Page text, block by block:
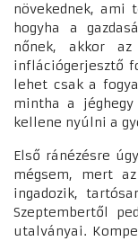
növekednek, ami
hogyha a
nőnek, akkor
inflációgerjesztő
lehet csak a
mintha a
kellene nyúlni a
Első ránézésre
mégsem, mert
ingadozik,
Szeptembertől
utalványai.